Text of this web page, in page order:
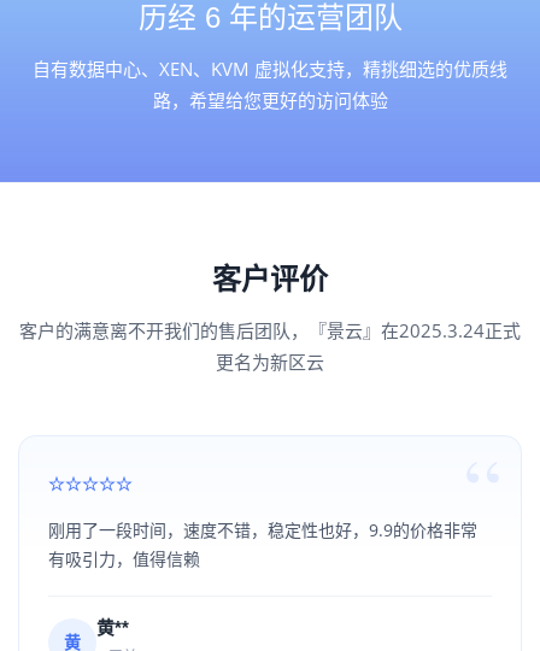
历经 6 年的运营团队
自有数据中心、XEN、KVM 虚拟化支持，精挑细选的优质线
路，希望给您更好的访问体验
客户评价
客户的满意离不开我们的售后团队，『景云』在2025.3.24正式
更名为新区云
刚用了一段时间，速度不错，稳定性也好，9.9的价格非常
有吸引力，值得信赖
黄
黄**